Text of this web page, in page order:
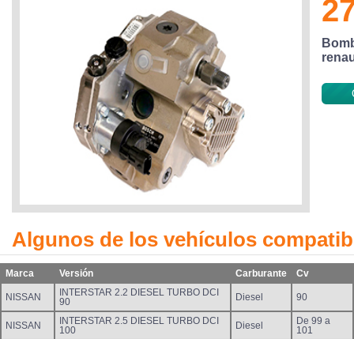
Algunos de los vehículos
Marca Versión Carburante Cv
NISSAN
INTERSTAR 2.2 DIESEL TURBO DCI
90
Diesel 90
NISSAN
INTERSTAR 2.5 DIESEL TURBO DCI
100
Diesel
De 99 a
101